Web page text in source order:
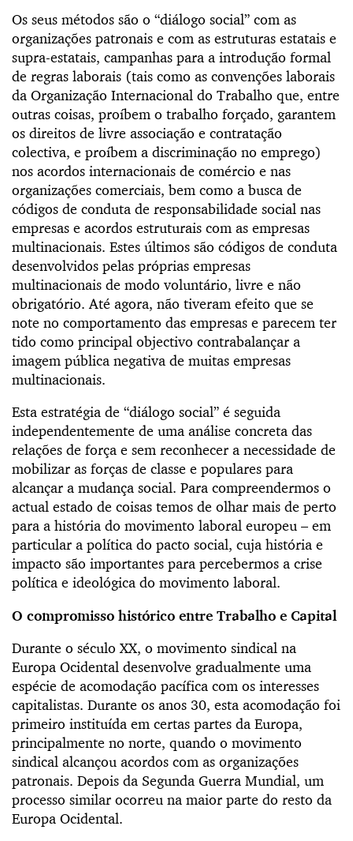
Os seus métodos são o “diálogo social” com as
organizações patronais e com as estruturas estatais e
supra-estatais, campanhas para a introdução formal
de regras laborais (tais como as convenções laborais
da Organização Internacional do Trabalho que, entre
outras coisas, proíbem o trabalho forçado, garantem
os direitos de livre associação e contratação
colectiva, e proíbem a discriminação no emprego)
nos acordos internacionais de comércio e nas
organizações comerciais, bem como a busca de
códigos de conduta de responsabilidade social nas
empresas e acordos estruturais com as empresas
multinacionais. Estes últimos são códigos de conduta
desenvolvidos pelas próprias empresas
multinacionais de modo voluntário, livre e não
obrigatório. Até agora, não tiveram efeito que se
note no comportamento das empresas e parecem ter
tido como principal objectivo contrabalançar a
imagem pública negativa de muitas empresas
multinacionais.
Esta estratégia de “diálogo social” é seguida
independentemente de uma análise concreta das
relações de força e sem reconhecer a necessidade de
mobilizar as forças de classe e populares para
alcançar a mudança social. Para compreendermos o
actual estado de coisas temos de olhar mais de perto
para a história do movimento laboral europeu – em
particular a política do pacto social, cuja história e
impacto são importantes para percebermos a crise
política e ideológica do movimento laboral.
O compromisso histórico entre Trabalho e Capital
Durante o século XX, o movimento sindical na
Europa Ocidental desenvolve gradualmente uma
espécie de acomodação pacífica com os interesses
capitalistas. Durante os anos 30, esta acomodação foi
primeiro instituída em certas partes da Europa,
principalmente no norte, quando o movimento
sindical alcançou acordos com as organizações
patronais. Depois da Segunda Guerra Mundial, um
processo similar ocorreu na maior parte do resto da
Europa Ocidental.